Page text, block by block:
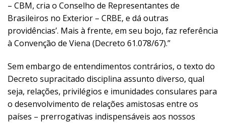
– CBM, cria o Conselho de Representantes de
Brasileiros no Exterior – CRBE, e dá outras
providências’. Mais à frente, em seu bojo, faz referência
à Convenção de Viena (Decreto 61.078/67).”
Sem embargo de entendimentos contrários, o texto do
Decreto supracitado disciplina assunto diverso, qual
seja, relações, privilégios e imunidades consulares para
o desenvolvimento de relações amistosas entre os
países – prerrogativas indispensáveis aos nossos